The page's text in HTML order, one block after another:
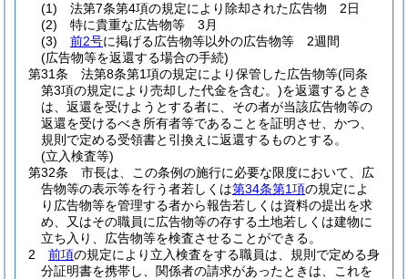
(1)
法第7条第4項の規定により除却された広告物 2日
(2)
特に貴重な広告物等 3月
(3)
前2号に掲げる広告物等以外の広告物等 2週間
(広告物等を返還する場合の手続)
第31条
法第8条第1項の規定により保管した広告物等(同条
第3項の規定により売却した代金を含む。)を返還するとき
は、返還を受けようとする者に、その者が当該広告物等の
返還を受けるべき所有者等であることを証明させ、かつ、
規則で定める受領書と引換えに返還するものとする。
(立入検査等)
第32条
市長は、この条例の施行に必要な限度において、広
告物等の表示等を行う者若しくは第34条第1項の規定によ
り広告物等を管理する者から報告若しくは資料の提出を求
め、又はその職員に広告物等の存する土地若しくは建物に
立ち入り、広告物等を検査させることができる。
2
前項の規定により立入検査をする職員は、規則で定める身
分証明書を携帯し、関係者の請求があったときは、これを